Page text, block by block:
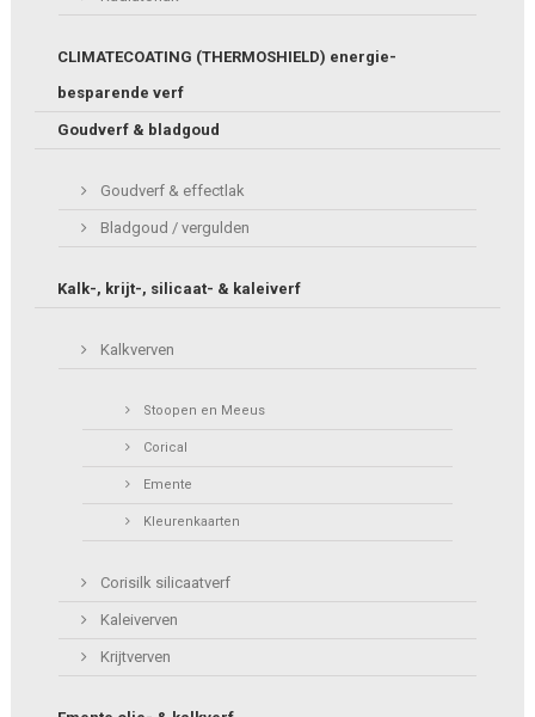
CLIMATECOATING (THERMOSHIELD) energie-
besparende verf
Goudverf & bladgoud
Goudverf & effectlak
Bladgoud / vergulden
Kalk-, krijt-, silicaat- & kaleiverf
Kalkverven
Stoopen en Meeus
Corical
Emente
Kleurenkaarten
Corisilk silicaatverf
Kaleiverven
Krijtverven